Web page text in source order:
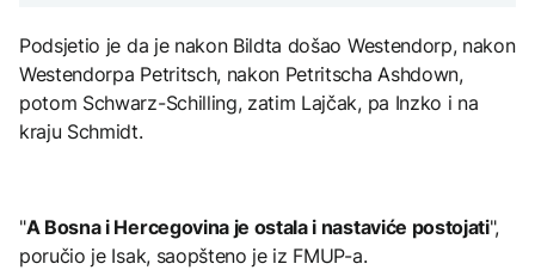
Podsjetio je da je nakon Bildta došao Westendorp, nakon
Westendorpa Petritsch, nakon Petritscha Ashdown,
potom Schwarz-Schilling, zatim Lajčak, pa Inzko i na
kraju Schmidt.
"A Bosna i Hercegovina je ostala i nastaviće postojati",
poručio je Isak, saopšteno je iz FMUP-a.